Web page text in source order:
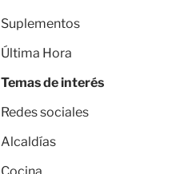
Suplementos
Última Hora
Temas de interés
Redes sociales
Alcaldías